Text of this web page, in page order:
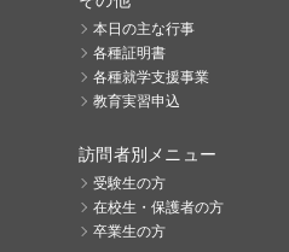
本日の主な行事
各種証明書
各種就学支援事業
教育実習申込
訪問者別メニュー
受験生の方
在校生・保護者の方
卒業生の方